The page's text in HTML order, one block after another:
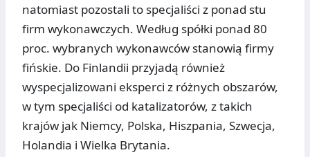
natomiast pozostali to specjaliści z ponad stu
firm wykonawczych. Według spółki ponad 80
proc. wybranych wykonawców stanowią firmy
fińskie. Do Finlandii przyjadą również
wyspecjalizowani eksperci z różnych obszarów,
w tym specjaliści od katalizatorów, z takich
krajów jak Niemcy, Polska, Hiszpania, Szwecja,
Holandia i Wielka Brytania.